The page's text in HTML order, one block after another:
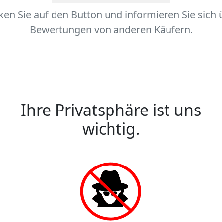
Sie auf den Button und informieren Sie sich
Bewertungen von anderen Käufern.
Ihre Privatsphäre ist uns
wichtig.